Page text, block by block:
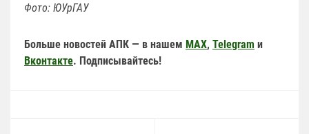
Фото: ЮУрГАУ
Больше новостей АПК — в нашем MAX, Telegram и
Вконтакте. Подписывайтесь!